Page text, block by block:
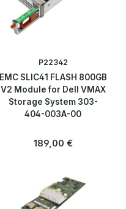
P22342
EMC SLIC41 FLASH 800GB
V2 Module for Dell VMAX
Storage System 303-
404-003A-00
Regulärer Preis:
189,00 €